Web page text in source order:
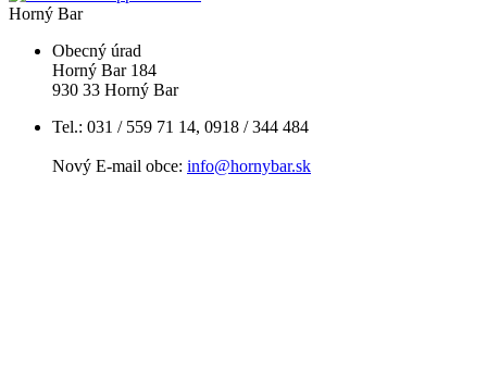
Horný Bar
Obecný úrad
Horný Bar 184
930 33 Horný Bar
Tel.: 031 / 559 71 14, 0918 / 344 484
Nový E-mail obce: info@hornybar.sk